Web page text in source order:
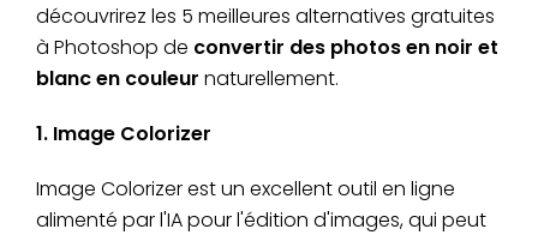
découvrirez les 5 meilleures alternatives gratuites
à Photoshop de convertir des photos en noir et
blanc en couleur naturellement.
1. Image Colorizer
Image Colorizer est un excellent outil en ligne
alimenté par l'IA pour l'édition d'images, qui peut